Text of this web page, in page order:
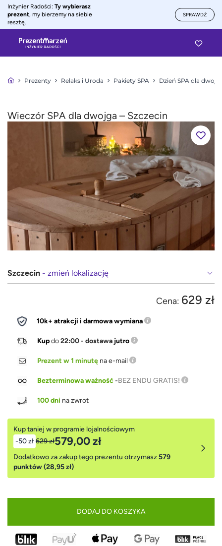
Inżynier Radości: Ty wybierasz
prezent, my bierzemy na siebie
resztę.
SPRAWDŹ
Prezenty Relaks i Uroda Pakiety SPA Dzień SPA dla
Wieczór SPA dla dwojga – Szczecin
Szczecin - zmień lokalizację
Cena: 629 zł
10k+ atrakcji i darmowa wymiana
Kupdo22:00 - dostawa jutro
Prezent w 1 minutę na e-mail
Bezterminowa ważność-BEZ ENDU GRATIS!
100 dni na zwrot
Kup taniej w programie lojalnościowym
-50 zł 629 zł579,00 zł
Dodatkowo za zakup tego prezentu otrzymasz579
punktów (28,95 zł)
DODAJ DO KOSZYKA